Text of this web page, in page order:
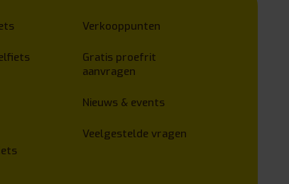
Verkooppunten
Gratis proefrit
aanvragen
Nieuws & events
Veelgestelde vragen